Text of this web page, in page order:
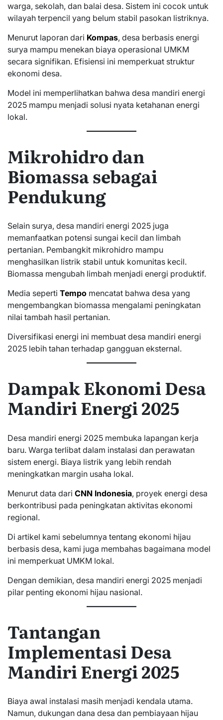
warga, sekolah, dan balai desa. Sistem ini cocok untuk
wilayah terpencil yang belum stabil pasokan listriknya.
Menurut laporan dari Kompas, desa berbasis energi
surya mampu menekan biaya operasional UMKM
secara signifikan. Efisiensi ini memperkuat struktur
ekonomi desa.
Model ini memperlihatkan bahwa desa mandiri energi
2025 mampu menjadi solusi nyata ketahanan energi
lokal.
Mikrohidro dan
Biomassa sebagai
Pendukung
Selain surya, desa mandiri energi 2025 juga
memanfaatkan potensi sungai kecil dan limbah
pertanian. Pembangkit mikrohidro mampu
menghasilkan listrik stabil untuk komunitas kecil.
Biomassa mengubah limbah menjadi energi produktif.
Media seperti Tempo mencatat bahwa desa yang
mengembangkan biomassa mengalami peningkatan
nilai tambah hasil pertanian.
Diversifikasi energi ini membuat desa mandiri energi
2025 lebih tahan terhadap gangguan eksternal.
Dampak Ekonomi Desa
Mandiri Energi 2025
Desa mandiri energi 2025 membuka lapangan kerja
baru. Warga terlibat dalam instalasi dan perawatan
sistem energi. Biaya listrik yang lebih rendah
meningkatkan margin usaha lokal.
Menurut data dari CNN Indonesia, proyek energi desa
berkontribusi pada peningkatan aktivitas ekonomi
regional.
Di artikel kami sebelumnya tentang ekonomi hijau
berbasis desa, kami juga membahas bagaimana model
ini memperkuat UMKM lokal.
Dengan demikian, desa mandiri energi 2025 menjadi
pilar penting ekonomi hijau nasional.
Tantangan
Implementasi Desa
Mandiri Energi 2025
Biaya awal instalasi masih menjadi kendala utama.
Namun, dukungan dana desa dan pembiayaan hijau